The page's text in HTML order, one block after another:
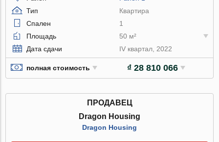
Тип
Квартира
Спален
1
Площадь
50 м²
Дата сдачи
IV квартал, 2022
полная стоимость ₫ 28 810 066
ПРОДАВЕЦ
Dragon Housing
Dragon Housing